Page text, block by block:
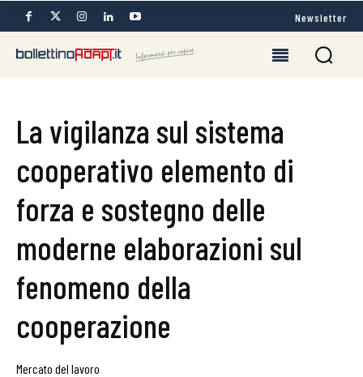
Newsletter
La vigilanza sul sistema
cooperativo elemento di
forza e sostegno delle
moderne elaborazioni sul
fenomeno della
cooperazione
Mercato del lavoro